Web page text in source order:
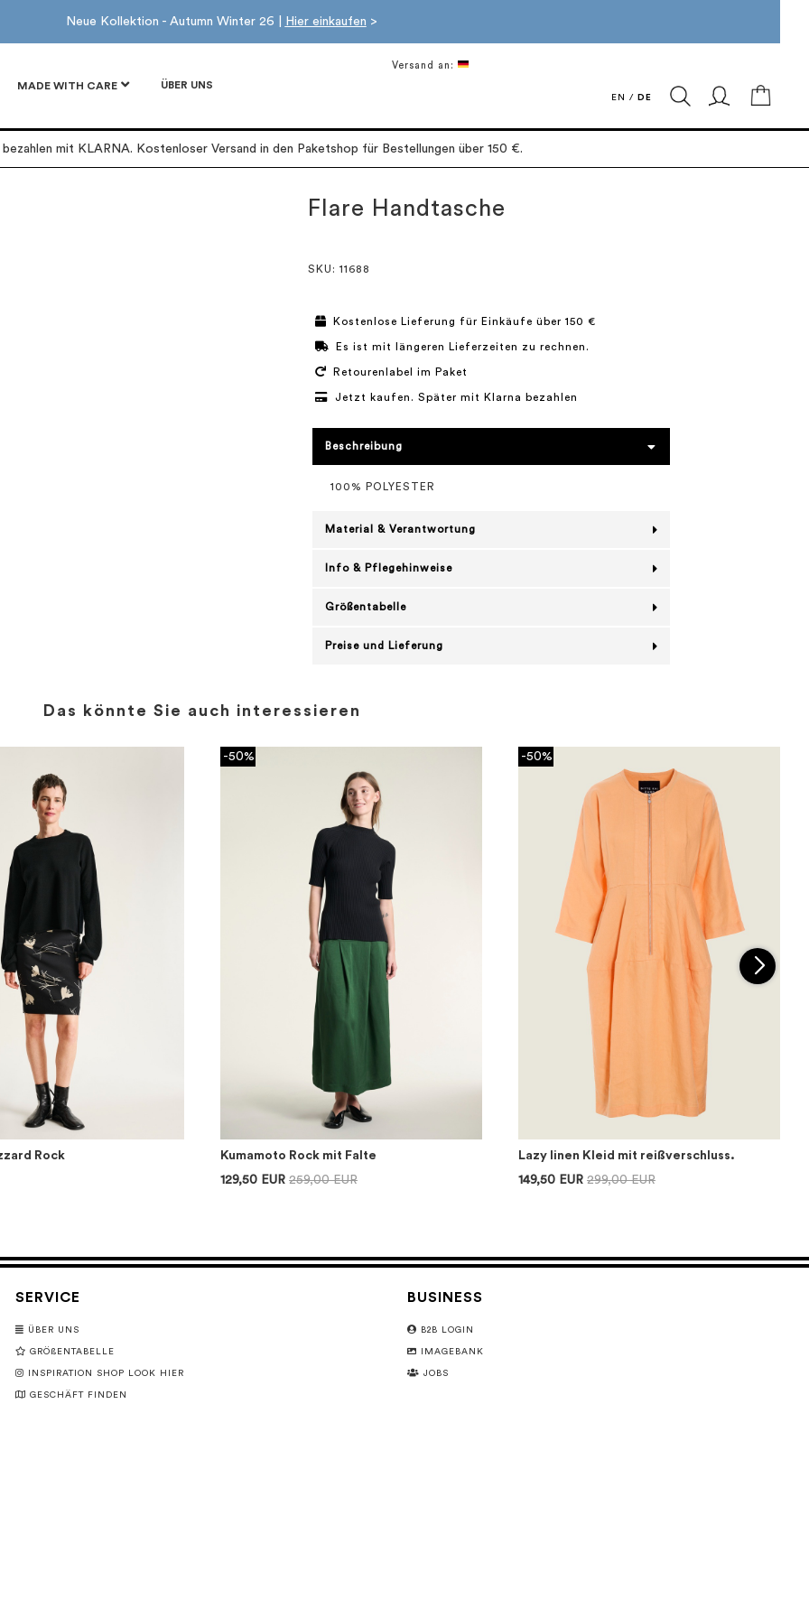
Neue Kollektion - Autumn Winter 26 | Hier einkaufen >
MADE WITH CARE ÜBER UNS
Versand an:
EN / DE
mit KLARNA. Kostenloser Versand in den Paketshop für Bestellungen über 150 €.
Flare Handtasche
SKU : 11688
Kostenlose Lieferung für Einkäufe über 150 €
Es ist mit längeren Lieferzeiten zu rechnen.
Retourenlabel im Paket
Jetzt kaufen. Später mit Klarna bezahlen
Beschreibung
100% POLYESTER
Material & Verantwortung
Info & Pflegehinweise
Größentabelle
Preise und Lieferung
Das könnte Sie auch interessieren
Rock
-50%
Kumamoto Rock mit Falte
129,50 EUR 259,00 EUR
-50%
Lazy linen Kleid mit reißverschluss.
149,50 EUR 299,00 EUR
SERVICE
ÜBER UNS
GRÖßENTABELLE
INSPIRATION SHOP LOOK HIER
GESCHÄFT FINDEN
BUSINESS
B2B LOGIN
IMAGEBANK
JOBS